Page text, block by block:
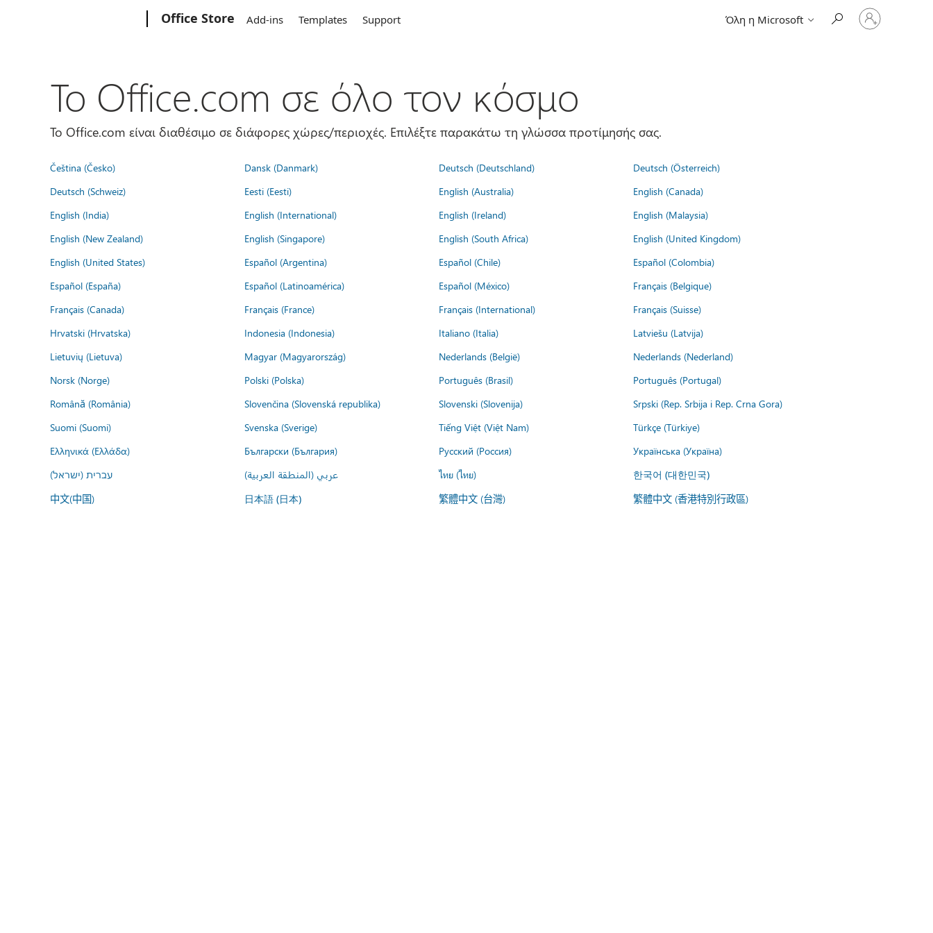
Office Store Add-ins Templates Support Όλη η Microsoft
Είσοδος
στον
λογαριασμό
Το Office.com σε όλο τον κόσμο
Το Office.com είναι διαθέσιμο σε διάφορες χώρες/περιοχές. Επιλέξτε παρακάτω τη γλώσσα προτίμησής σας.
Čeština (Česko) Dansk (Danmark) Deutsch (Deutschland)
Deutsch (Österreich)
Deutsch (Schweiz)
Eesti (Eesti) English (Australia)
English (Canada)
English (India)
English (International) English (Ireland)
English (Malaysia)
English (New Zealand)
English (Singapore) English (South Africa)
English (United Kingdom)
English (United States)
Español (Argentina) Español (Chile)
Español (Colombia)
Español (España)
Español (Latinoamérica) Español (México)
Français (Belgique)
Français (Canada)
Français (France) Français (International)
Français (Suisse)
Hrvatski (Hrvatska)
Indonesia (Indonesia) Italiano (Italia)
Latviešu (Latvija)
Lietuvių (Lietuva)
Magyar (Magyarország) Nederlands (België)
Nederlands (Nederland)
Norsk (Norge)
Polski (Polska) Português (Brasil)
Português (Portugal)
Română (România)
Slovenčina (Slovenská republika) Slovenski (Slovenija)
Srpski (Rep. Srbija i Rep. Crna Gora)
Suomi (Suomi)
Svenska (Sverige) Tiếng Việt (Việt Nam)
Türkçe (Türkiye)
Ελληνικά (Ελλάδα)
Български (България) Русский (Россия)
Українська (Україна)
עברית (ישראל)
عربي (المنطقة العربية) ไทย (ไทย) 한국어 (대한민국)
中文(中国) 日本語 (日本) 繁體中文 (台灣) 繁體中文 (香港特別行政區)